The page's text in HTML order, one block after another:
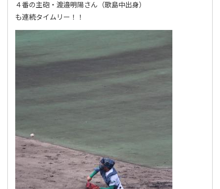
４番の主砲・渡邉明陽さん（歌島中出身）
も連続タイムリー！！